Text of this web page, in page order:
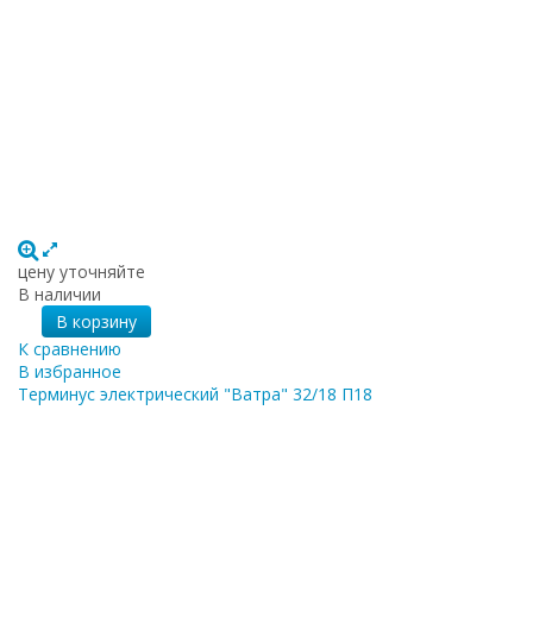
цену уточняйте
В наличии
В корзину
К сравнению
В избранное
Терминус электрический "Ватра" 32/18 П18